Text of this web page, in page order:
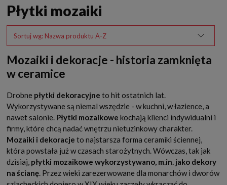
Płytki mozaiki
Sortuj wg: Nazwa produktu A-Z
Mozaiki i dekoracje - historia zamknięta
w ceramice
Drobne płytki dekoracyjne to hit ostatnich lat.
Wykorzystywane są niemal wszędzie - w kuchni, w łazience, a
nawet salonie. Płytki mozaikowe kochają klienci indywidualni i
firmy, które chcą nadać wnętrzu nietuzinkowy charakter.
Mozaiki i dekoracje to najstarsza forma ceramiki ściennej,
która powstała już w czasach starożytnych. Wówczas, tak jak
dzisiaj, płytki mozaikowe wykorzystywano, m.in. jako dekory
na ścianę. Przez wieki zarezerwowane dla monarchów i dworów